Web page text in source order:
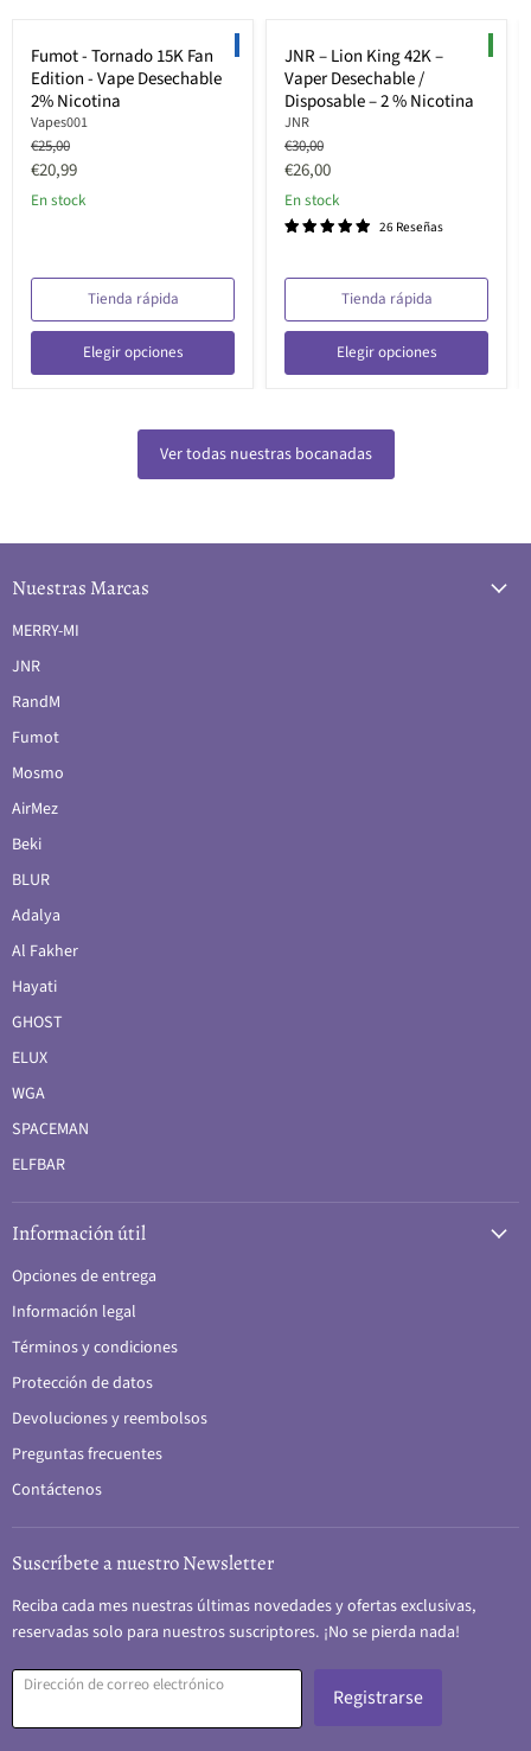
LIMITED EDITION
Fumot - Tornado 15K Fan
Edition - Vape Desechable
2% Nicotina
Vapes001
Precio
original
€25,00
Precio
actual
€20,99
En stock
Tienda rápida
Elegir opciones
JNR – Lion King 42K –
Vaper Desechable /
Disposable – 2 % Nicotina
JNR
Precio
original
€30,00
Precio
actual
€26,00
En stock
26 Reseñas
Tienda rápida
Elegir opciones
Ver todas nuestras bocanadas
Nuestras Marcas
MERRY-MI
JNR
RandM
Fumot
Mosmo
AirMez
Beki
BLUR
Adalya
Al Fakher
Hayati
GHOST
ELUX
WGA
SPACEMAN
ELFBAR
Información útil
Opciones de entrega
Información legal
Términos y condiciones
Protección de datos
Devoluciones y reembolsos
Preguntas frecuentes
Contáctenos
Suscríbete a nuestro Newsletter
Reciba cada mes nuestras últimas novedades y ofertas exclusivas,
reservadas solo para nuestros suscriptores. ¡No se pierda nada!
Dirección de correo electrónico Registrarse